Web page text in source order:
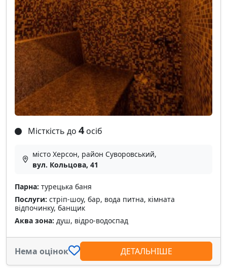
Місткість до 4 осіб
місто Херсон, район Суворовський,
вул. Кольцова, 41
Парна: турецька баня
Послуги: стріп-шоу, бар, вода питна, кімната
відпочинку, банщик
Аква зона: душ, відро-водоспад
Нема оцінок ДЕТАЛЬНІШЕ